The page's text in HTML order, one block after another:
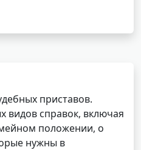
приставов.
справок, включая
положении, о
нужны в